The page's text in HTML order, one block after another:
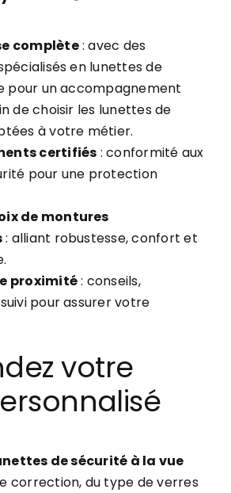
complète: avec des
en lunettes de
pour un accompagnement
de choisir les lunettes de
à votre métier.
certifiés : conformité aux
pour une protection
de montures
: alliant robustesse, confort et
proximité: conseils,
pour assurer votre
votre
de sécurité à la vue
correction, du type de verres